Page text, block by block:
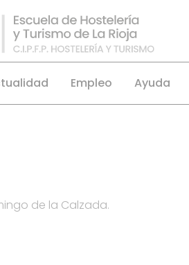
Empleo Ayuda
de la Calzada.